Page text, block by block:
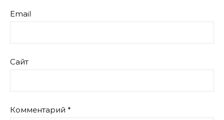
Email
Сайт
Комментарий *